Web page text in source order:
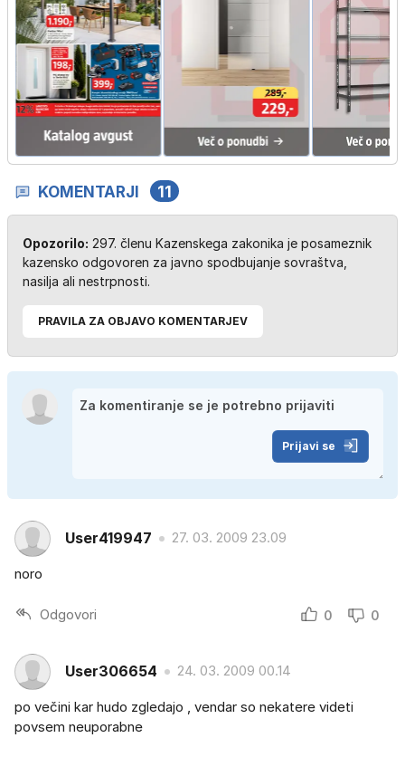
KOMENTARJI 11
Opozorilo: 297. členu Kazenskega zakonika je posameznik
kazensko odgovoren za javno spodbujanje sovraštva,
nasilja ali nestrpnosti.
PRAVILA ZA OBJAVO KOMENTARJEV
Prijavi se
User419947 27. 03. 2009 23.09
noro
Odgovori 0 0
User306654 24. 03. 2009 00.14
po večini kar hudo zgledajo , vendar so nekatere videti
povsem neuporabne